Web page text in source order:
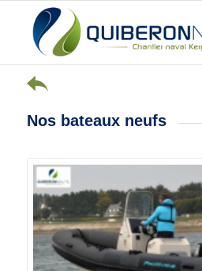
Nos bateaux neufs